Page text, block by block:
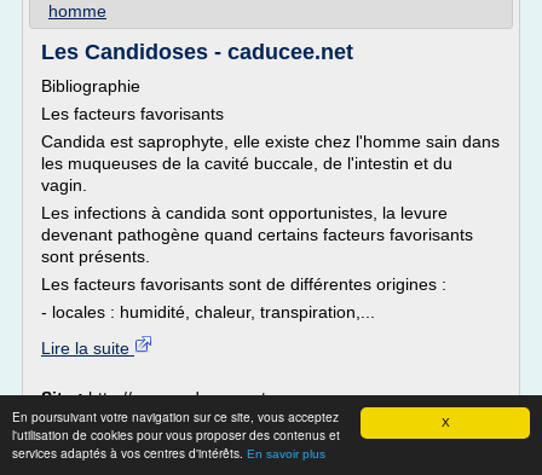
X
En poursuivant votre navigation sur ce site, vous acceptez
l'utilisation de cookies pour vous proposer des contenus et
services adaptés à vos centres d'intérêts. En savoir plus
homme
Les Candidoses - caducee.net
Bibliographie
Les facteurs favorisants
Candida est saprophyte, elle existe chez l'homme sain dans
les muqueuses de la cavité buccale, de l'intestin et du
vagin.
Les infections à candida sont opportunistes, la levure
devenant pathogène quand certains facteurs favorisants
sont présents.
Les facteurs favorisants sont de différentes origines :
- locales : humidité, chaleur, transpiration,...
Lire la suite
Site :http://www.caducee.net
Mycose génitale chez l'homme et la femme